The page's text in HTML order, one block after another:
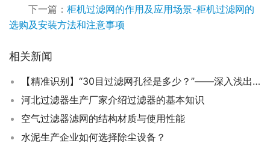
下一篇： 柜机过滤网的作用及应用场景-柜机过滤网的
选购及安装方法和注意事项
相关新闻
【精准识别】“30目过滤网孔径是多少？”——深入浅出掌握过滤网基础知识
河北过滤器生产厂家介绍过滤器的基本知识
空气过滤器滤网的结构材质与使用性能
水泥生产企业如何选择除尘设备？